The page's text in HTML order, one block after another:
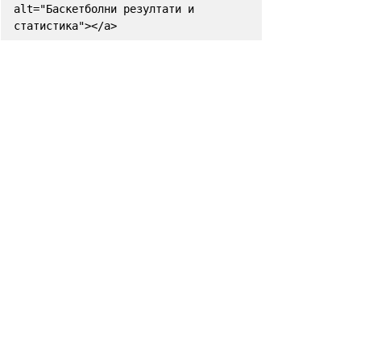
alt="Баскетболни резултати и
статистика"></a>